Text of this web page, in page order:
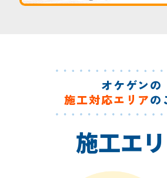
オケゲンの
施工対応エリアの
施工エ